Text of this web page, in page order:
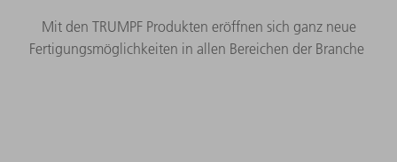
Mit den TRUMPF Produkten eröffnen sich ganz neue
Fertigungsmöglichkeiten in allen Bereichen der Branche